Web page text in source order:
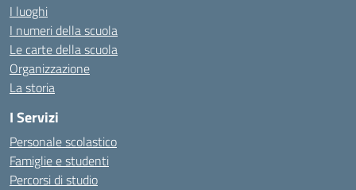
I luoghi
I numeri della scuola
Le carte della scuola
Organizzazione
La storia
I Servizi
Personale scolastico
Famiglie e studenti
Percorsi di studio